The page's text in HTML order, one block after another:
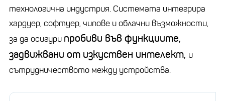
технологична индустрия. Системата интегрира
хардуер, софтуер, чипове и облачни възможности,
за да осигури пробиви във функциите,
задвижвани от изкуствен интелект, и
сътрудничеството между устройства.